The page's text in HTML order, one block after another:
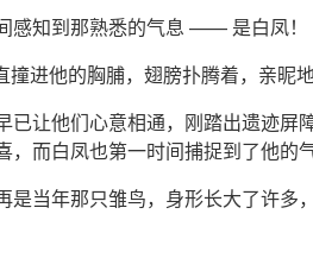
感知到那熟悉的气息 —— 是白凤！
撞进他的胸脯，翅膀扑腾着，亲昵
已让他们心意相通，刚踏出遗迹屏
，而白凤也第一时间捕捉到了他的气
是当年那只雏鸟，身形长大了许多